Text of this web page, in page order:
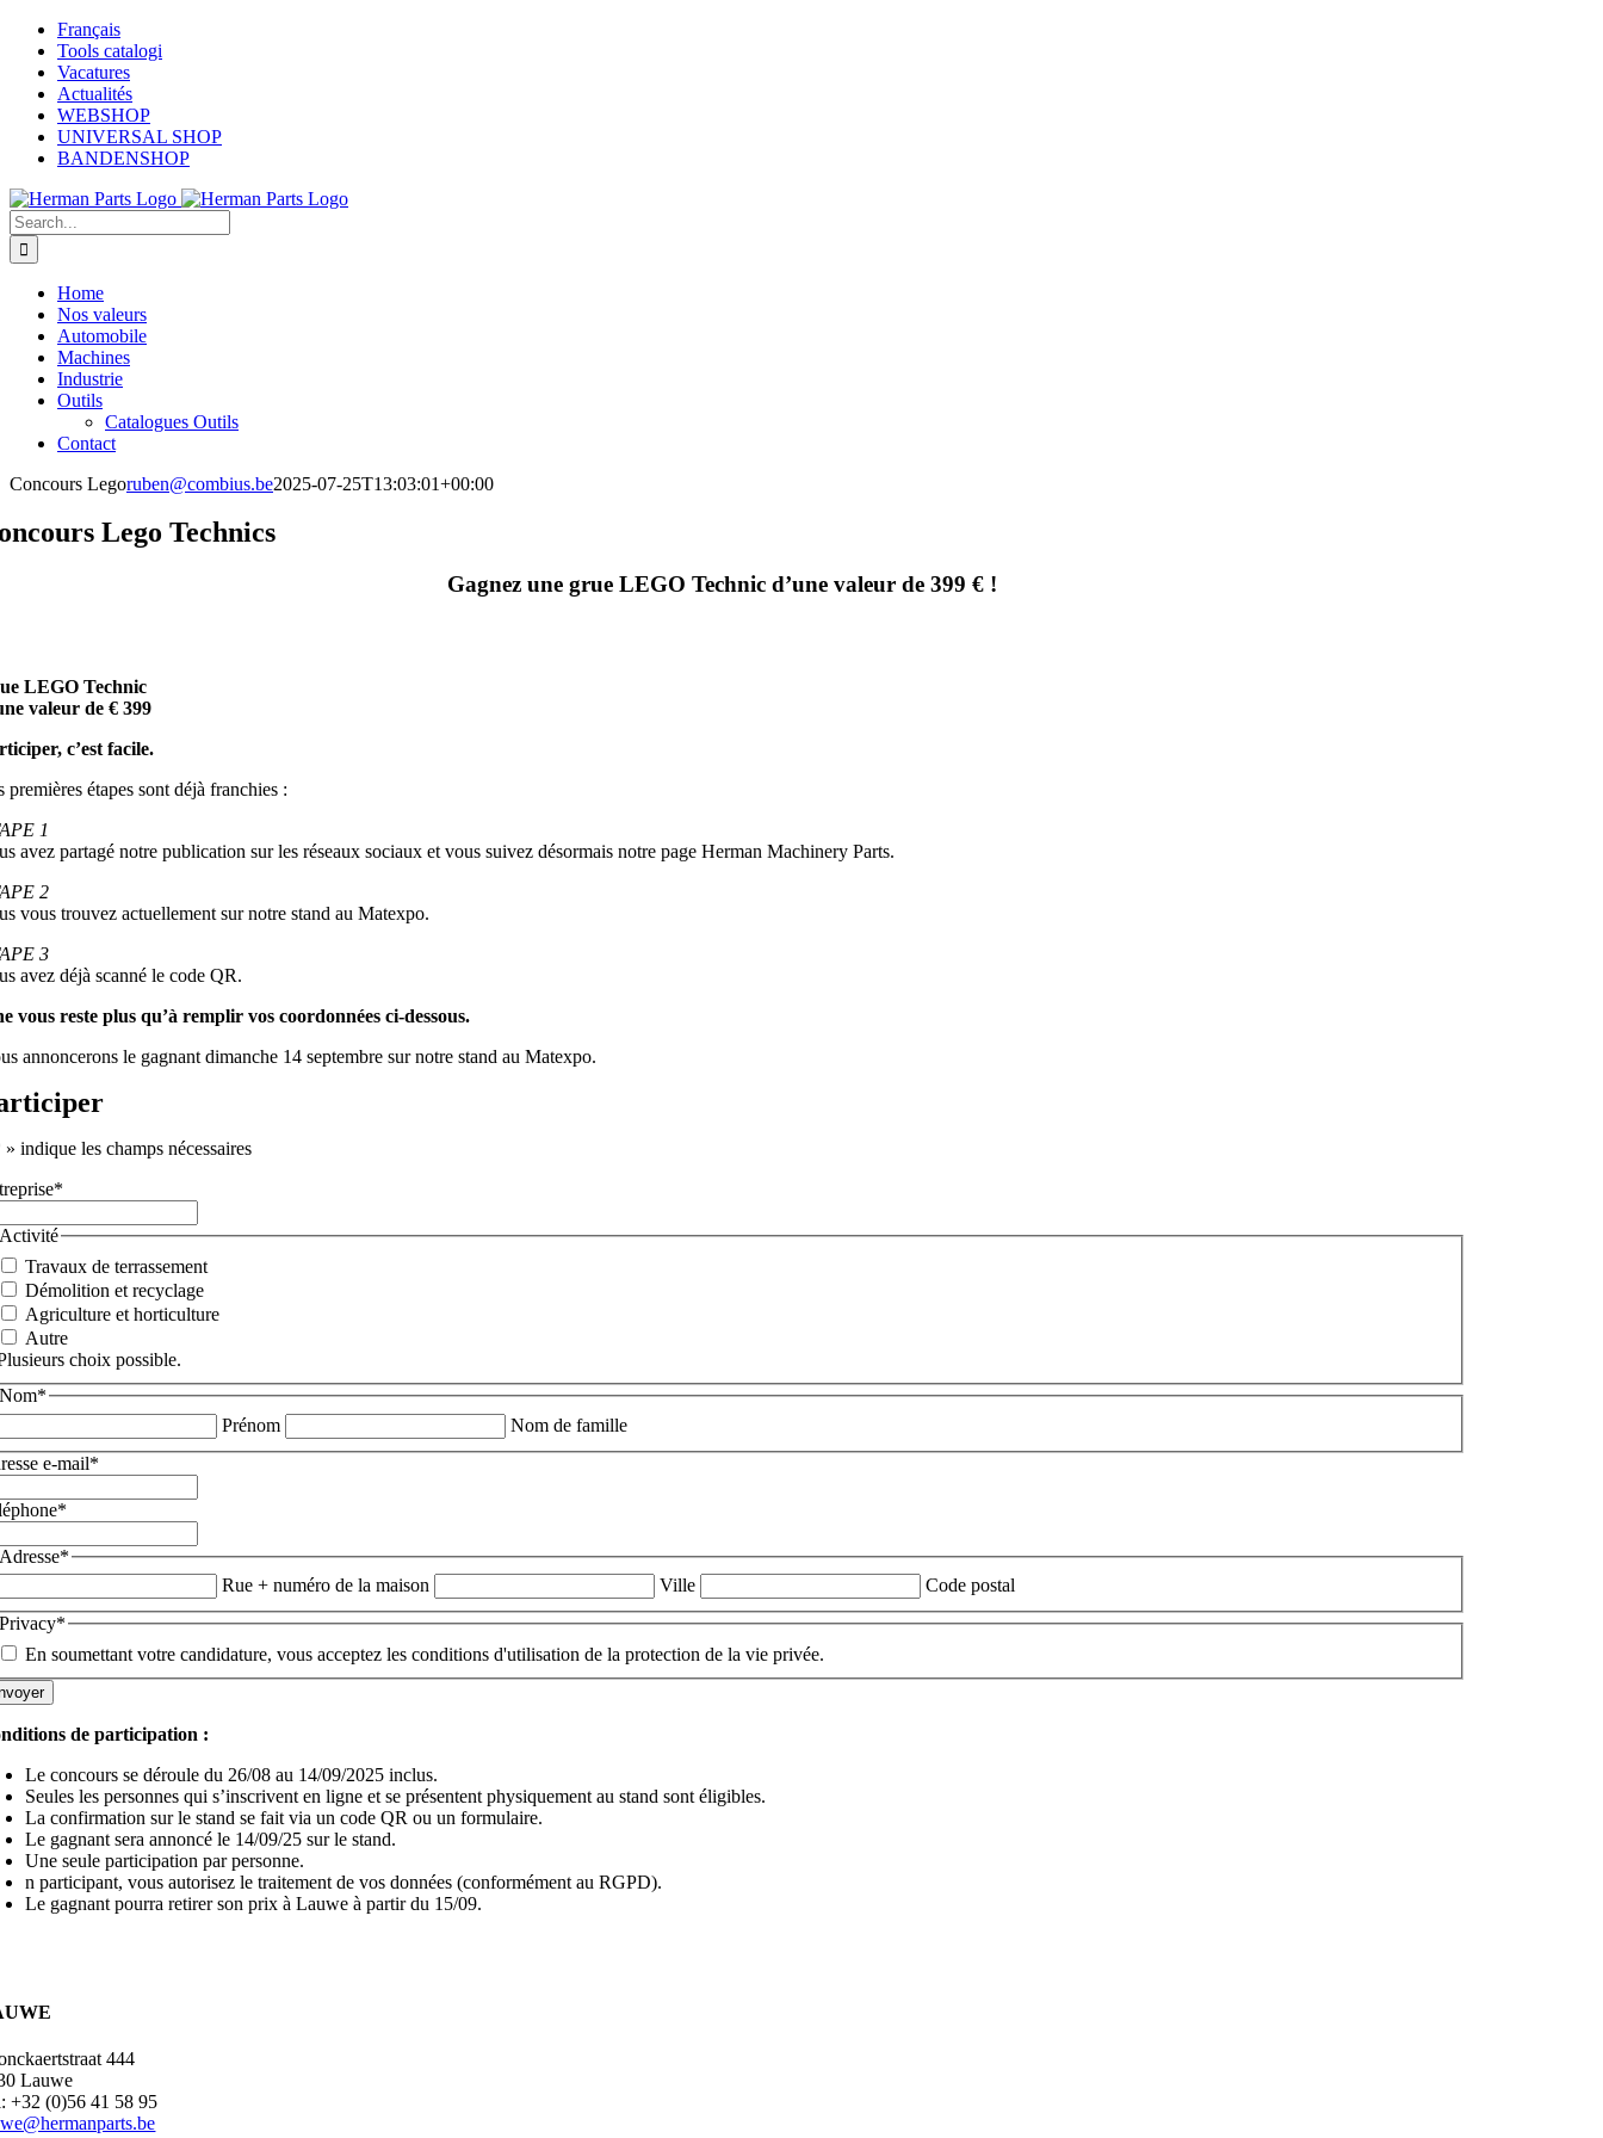
Skip
content
Français
Tools catalogi
Vacatures
Actualités
WEBSHOP
UNIVERSAL SHOP
BANDENSHOP
Search
for:
Home
Nos valeurs
Automobile
Machines
Industrie
Outils
Catalogues Outils
Contact
Concours Legoruben@combius.be2025-07-25T13:03:01+00:00
Lego Technics
Gagnez une grue LEGO Technic d’une valeur de 399 € !
LEGO Technic
valeur de € 399
c’est facile.
premières étapes sont déjà franchies :
1
avez partagé notre publication sur les réseaux sociaux et vous suivez désormais notre page Herman Machinery Parts.
2
vous trouvez actuellement sur notre stand au Matexpo.
3
avez déjà scanné le code QR.
vous reste plus qu’à remplir vos coordonnées ci-dessous.
annoncerons le gagnant dimanche 14 septembre sur notre stand au Matexpo.
» indique les champs nécessaires
*
Activité
Travaux de terrassement
Démolition et recyclage
Agriculture et horticulture
Autre
choix possible.
Nom*
Prénom
Nom de famille
e-mail*
*
Adresse*
Rue + numéro de la maison
Ville
Code postal
Privacy*
En soumettant votre candidature, vous acceptez les conditions d'utilisation de la protection de la vie privée.
de participation :
Le concours se déroule du 26/08 au 14/09/2025 inclus.
Seules les personnes qui s’inscrivent en ligne et se présentent physiquement au stand sont éligibles.
La confirmation sur le stand se fait via un code QR ou un formulaire.
Le gagnant sera annoncé le 14/09/25 sur le stand.
Une seule participation par personne.
n participant, vous autorisez le traitement de vos données (conformément au RGPD).
Le gagnant pourra retirer son prix à Lauwe à partir du 15/09.
444
Lauwe
+32 (0)56 41 58 95